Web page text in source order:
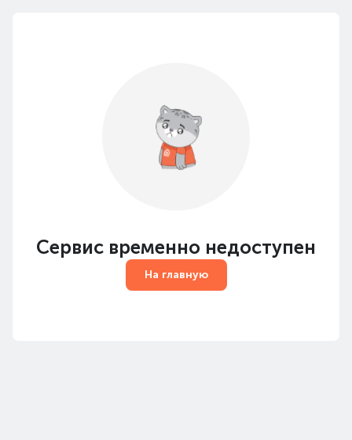
Сервис временно недоступен
На главную